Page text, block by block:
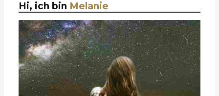
Hi, ich bin Melanie